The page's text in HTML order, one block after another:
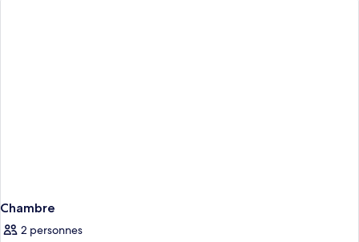
Chambre
2 personnes